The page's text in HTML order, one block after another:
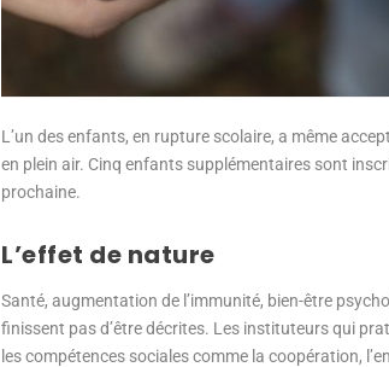
L’un des enfants, en rupture scolaire, a même
en plein air. Cinq enfants supplémentaires sont
prochaine.
L’effet de nature
Santé, augmentation de l’immunité, bien-être
finissent pas d’être décrites. Les instituteurs qui
les compétences sociales comme la coopération,